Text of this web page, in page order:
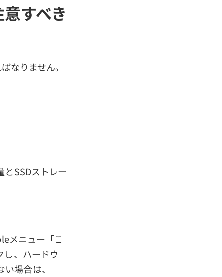
すべき
なりません。
SSDストレー
メニュー「こ
し、ハードウ
場合は、